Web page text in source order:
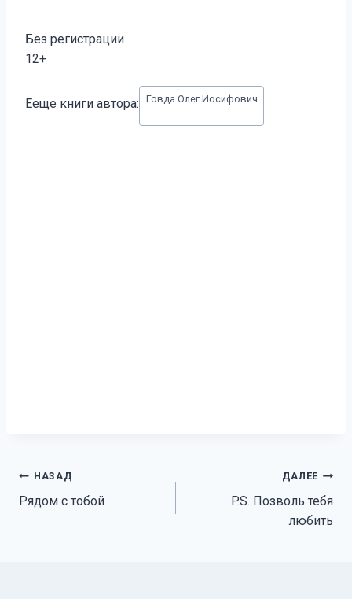
Без регистрации
12+
записи:
Ееще книги автора: Говда Олег Иосифович
Навигация
по
НАЗАД
Рядом с тобой
ДАЛЕЕ
P.S. Позволь тебя
любить